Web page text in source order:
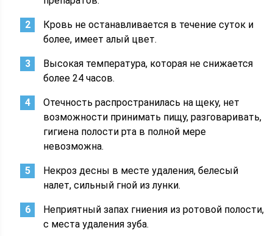
Кровь не останавливается в течение суток и
более, имеет алый цвет.
Высокая температура, которая не снижается
более 24 часов.
Отечность распространилась на щеку, нет
возможности принимать пищу, разговаривать,
гигиена полости рта в полной мере
невозможна.
Некроз десны в месте удаления, белесый
налет, сильный гной из лунки.
Неприятный запах гниения из ротовой полости,
с места удаления зуба.